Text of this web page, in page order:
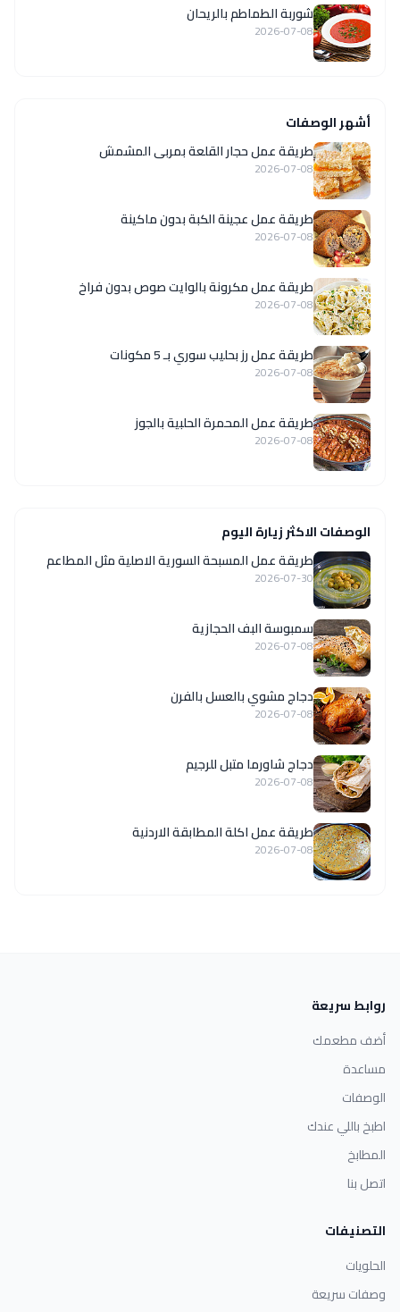
شوربة الطماطم بالريحان
2026-07-08
أشهر الوصفات
طريقة عمل حجار القلعة بمربى المشمش
2026-07-08
طريقة عمل عجينة الكبة بدون ماكينة
2026-07-08
طريقة عمل مكرونة بالوايت صوص بدون فراخ
2026-07-08
طريقة عمل رز بحليب سوري بـ 5 مكونات
2026-07-08
طريقة عمل المحمرة الحلبية بالجوز
2026-07-08
الوصفات الاكثر زيارة اليوم
‏طريقة عمل المسبحة السورية الاصلية مثل المطاعم
2026-07-30
سمبوسة البف الحجازية
2026-07-08
دجاج مشوي بالعسل بالفرن
2026-07-08
دجاج شاورما متبل للرجيم
2026-07-08
طريقة عمل اكلة المطابقة الاردنية
2026-07-08
روابط سريعة
أضف مطعمك
مساعدة
الوصفات
اطبخ باللي عندك
المطابخ
اتصل بنا
التصنيفات
الحلويات
وصفات سريعة